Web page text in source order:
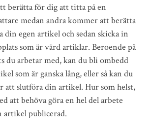
berätta för dig att titta på en
medan andra kommer att berätta
din egen artikel och sedan skicka in
som är värd artiklar. Beroende på
du arbetar med, kan du bli ombedd
som är ganska lång, eller så kan du
att slutföra din artikel. Hur som helst,
att behöva göra en hel del arbete
artikel publicerad.